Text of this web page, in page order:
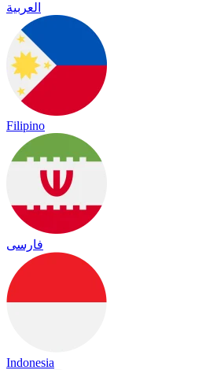
العربية
Filipino
فارسی
Indonesia